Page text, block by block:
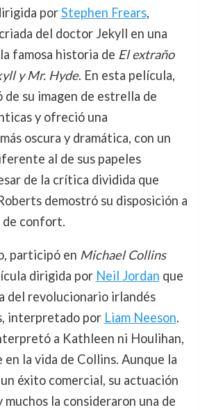
porStephen Frears,
del doctor Jekyll en una
famosa historia de El extraño
y Mr. Hyde. En esta película,
de su imagen de estrella de
y ofreció una
oscura y dramática, con un
al de sus papeles
de la crítica dividida que
demostró su disposición a
de confort.
participó en Michael Collins
dirigida por Neil Jordan que
del revolucionario irlandés
interpretado por Liam Neeson.
a Kathleen ni Houlihan,
en la vida de Collins. Aunque la
éxito comercial, su actuación
muchos la consideraron una de